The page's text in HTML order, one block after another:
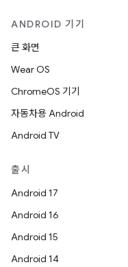
ANDROID 기기
큰 화면
Wear OS
ChromeOS 기기
자동차용 Android
Android TV
출시
Android 17
Android 16
Android 15
Android 14